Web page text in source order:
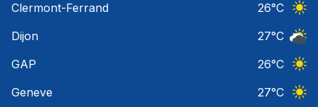
Clermont-Ferrand
26°C
Dijon
27°C
GAP
26°C
Geneve
27°C